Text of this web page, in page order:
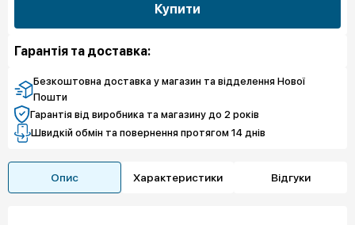
Купити
Гарантія та доставка:
Безкоштовна доставка у магазин та відделення Нової
Пошти
Гарантія від виробника та магазину до 2 років
Швидкій обмін та повернення протягом 14 днів
Опис Характеристики Відгуки